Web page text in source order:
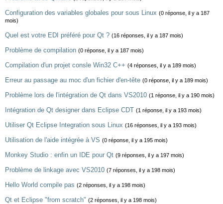
Configuration des variables globales pour sous Linux (0 réponse, il y a 187
mois)
Quel est votre EDI préféré pour Qt ? (16 réponses, il y a 187 mois)
Problème de compilation (0 réponse, il y a 187 mois)
Compilation d'un projet consle Win32 C++ (4 réponses, il y a 189 mois)
Erreur au passage au moc d'un fichier d'en-tête (0 réponse, il y a 189 mois)
Problème lors de l'intégration de Qt dans VS2010 (1 réponse, il y a 190 mois)
Intégration de Qt designer dans Eclipse CDT (1 réponse, il y a 193 mois)
Utiliser Qt Eclipse Integration sous Linux (16 réponses, il y a 193 mois)
Utilisation de l'aide intégrée à VS (0 réponse, il y a 195 mois)
Monkey Studio : enfin un IDE pour Qt (9 réponses, il y a 197 mois)
Problème de linkage avec VS2010 (7 réponses, il y a 198 mois)
Hello World compile pas (2 réponses, il y a 198 mois)
Qt et Eclipse "from scratch" (2 réponses, il y a 198 mois)